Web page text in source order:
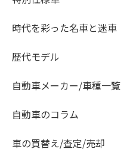
時代を彩った名車と迷車
歴代モデル
自動車メーカー/車種一覧
自動車のコラム
車の買替え/査定/売却